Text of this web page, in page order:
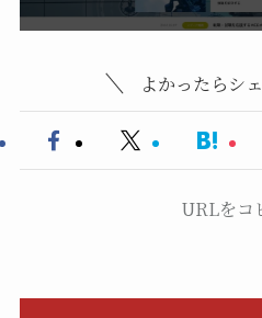
よかったらシ
URLをコ